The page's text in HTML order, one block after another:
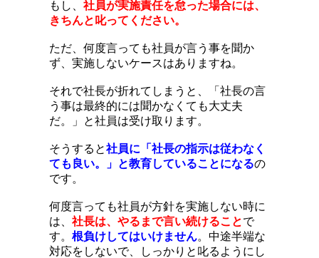
もし、 社員が実施責任を怠った場合には、
きちんと叱ってください。
ただ、何度言っても社員が言う事を聞か
ず、実施しないケースはありますね。
それで社長が折れてしまうと、「社長の言
う事は最終的には聞かなくても大丈夫
だ。」と社員は受け取ります。
そうすると社員に「社長の指示は従わなく
ても良い。」と教育していることになるの
です。
何度言っても社員が方針を実施しない時に
は、 社長は、やるまで言い続けることで
す。 根負けしてはいけません。中途半端な
対応をしないで、しっかりと叱るようにし